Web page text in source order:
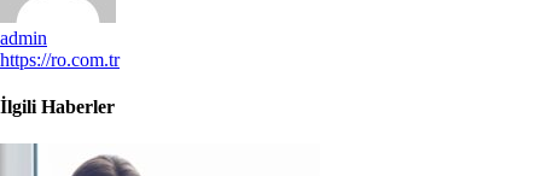
admin
https://ro.com.tr
İlgili Haberler